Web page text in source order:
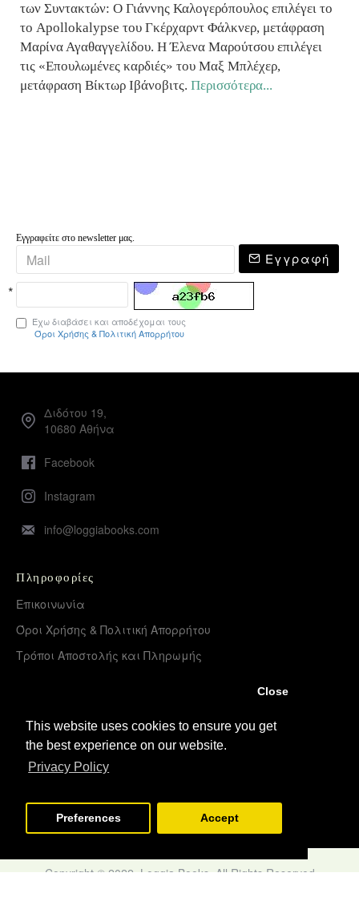
This website uses cookies to ensure you get
the best experience on our website.
Privacy Policy
Close
Preferences Accept
των Συντακτών: Ο Γιάννης Καλογερόπουλος επιλέγει το
το Apollokalypse του Γκέρχαρντ Φάλκνερ, μετάφραση
Μαρίνα Αγαθαγγελίδου. Η Έλενα Μαρούτσου επιλέγει
τις «Επουλωμένες καρδιές» του Μαξ Μπλέχερ,
μετάφραση Βίκτωρ Ιβάνοβιτς. Περισσότερα...
Εγγραφείτε στο newsletter μας.
Εγγραφή
Έχω διαβάσει και αποδέχομαι τους
Όροι Χρήσης & Πολιτική Απορρήτου
Διδότου 19,
10680 Αθήνα
Facebook
Instagram
info@loggiabooks.com
Πληροφορίες
Επικοινωνία
Όροι Χρήσης & Πολιτική Απορρήτου
Τρόποι Αποστολής και Πληρωμής
Λογαριασμός
Εγγραφή
Copyright © 2022, Loggia Books, All Rights Reserved